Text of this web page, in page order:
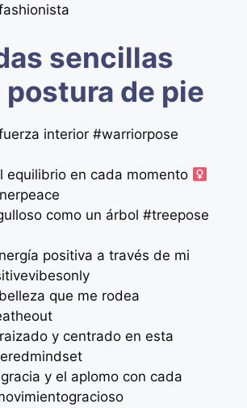
sencillas
postura de pie
interior #warriorpose
equilibrio en cada momento
como un árbol #treepose
positiva a través de mi
que me rodea
y centrado en esta
y el aplomo con cada